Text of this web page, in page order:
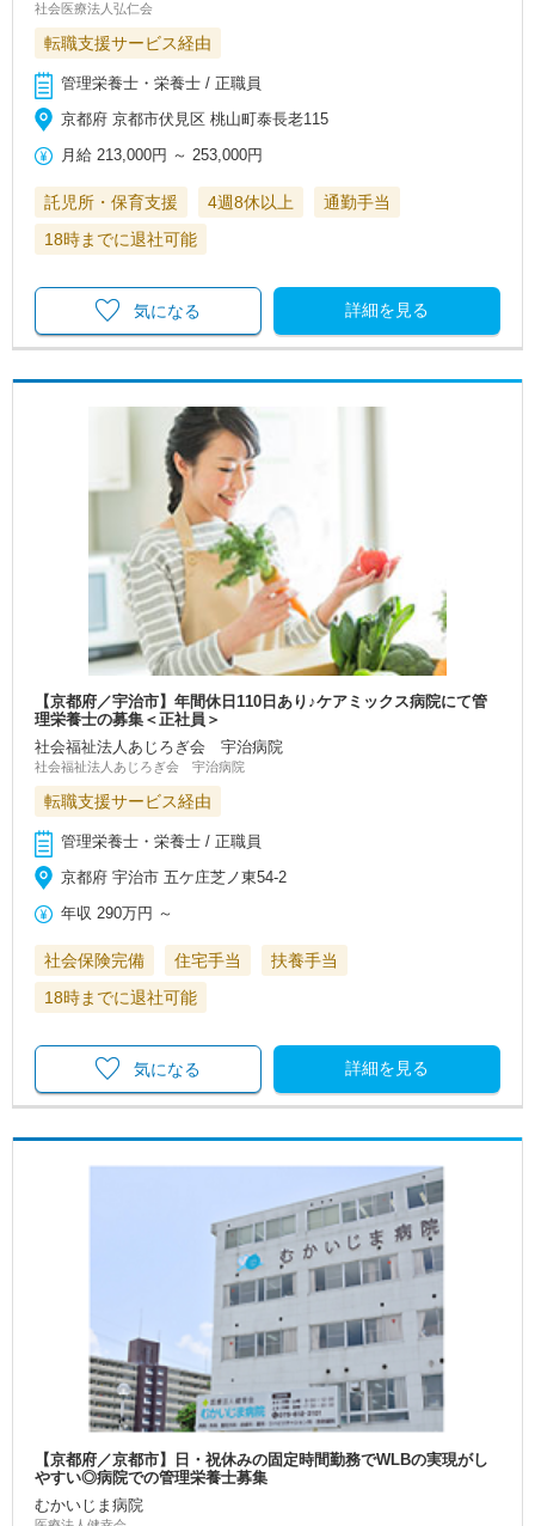
社会医療法人弘仁会
転職支援サービス経由
管理栄養士・栄養士 / 正職員
京都府 京都市伏見区 桃山町泰長老115
月給 213,000円 ～ 253,000円
託児所・保育支援 4週8休以上
通勤手当
18時までに退社可能
詳細を見る
気になる
【京都府／宇治市】年間休日110日あり♪ケアミックス病院にて管
理栄養士の募集＜正社員＞
社会福祉法人あじろぎ会 宇治病院
社会福祉法人あじろぎ会 宇治病院
転職支援サービス経由
管理栄養士・栄養士 / 正職員
京都府 宇治市 五ケ庄芝ノ東54-2
年収 290万円 ～
社会保険完備 住宅手当
扶養手当
18時までに退社可能
詳細を見る
気になる
【京都府／京都市】日・祝休みの固定時間勤務でWLBの実現がし
やすい◎病院での管理栄養士募集
むかいじま病院